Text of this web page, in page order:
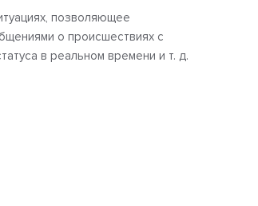
позволяющее
о происшествиях с
в реальном времени и т. д.